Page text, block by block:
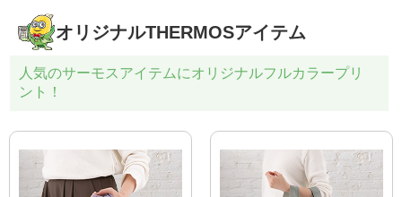
オリジナルTHERMOSアイテム
人気のサーモスアイテムにオリジナルフルカラープリ
ント！